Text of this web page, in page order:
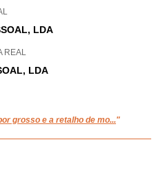
LDA
REAL
LDA
grosso e a retalho de mo..."